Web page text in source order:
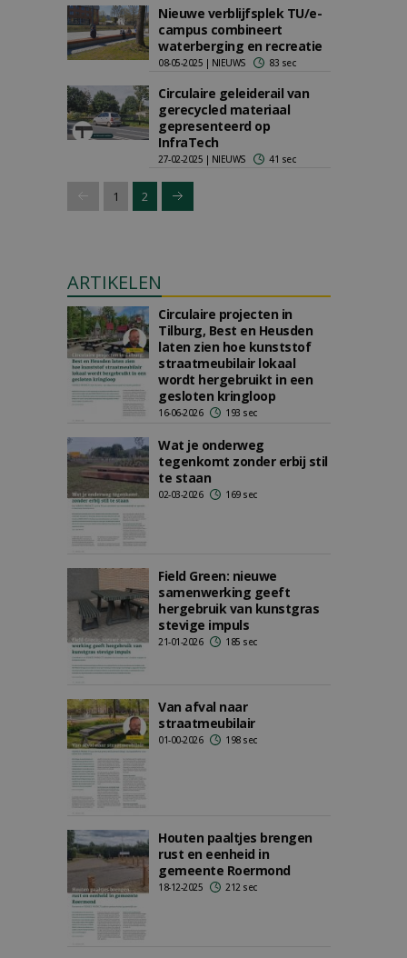
Nieuwe verblijfsplek TU/e-
campus combineert
waterberging en recreatie
08-05-2025 | NIEUWS 83 sec
Circulaire geleiderail van
gerecycled materiaal
gepresenteerd op
InfraTech
27-02-2025 | NIEUWS 41 sec
1 2
ARTIKELEN
Circulaire projecten in
Tilburg, Best en Heusden
laten zien hoe kunststof
straatmeubilair lokaal
wordt hergebruikt in een
gesloten kringloop
16-06-2026 193 sec
Wat je onderweg
tegenkomt zonder erbij stil
te staan
02-03-2026 169 sec
Field Green: nieuwe
samenwerking geeft
hergebruik van kunstgras
stevige impuls
21-01-2026 185 sec
Van afval naar
straatmeubilair
01-00-2026 198 sec
Houten paaltjes brengen
rust en eenheid in
gemeente Roermond
18-12-2025 212 sec